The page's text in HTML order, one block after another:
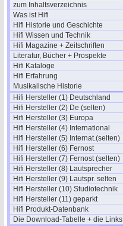
zum Inhaltsverzeichnis
Was ist Hifi
Hifi Historie und Geschichte
Hifi Wissen und Technik
Hifi Magazine + Zeitschriften
Literatur, Bücher + Prospekte
Hifi Kataloge
Hifi Erfahrung
Musikalische Historie
Hifi Hersteller (1) Deutschland
Hifi Hersteller (2) De (selten)
Hifi Hersteller (3) Europa
Hifi Hersteller (4) International
Hifi Hersteller (5) Internat.(selten)
Hifi Hersteller (6) Fernost
Hifi Hersteller (7) Fernost (selten)
Hifi Hersteller (8) Lautsprecher
Hifi Hersteller (9) Lautspr. selten
Hifi Hersteller (10) Studiotechnik
Hifi Hersteller (11) geparkt
Hifi Produkt-Datenbank
Die Download-Tabelle + die Links